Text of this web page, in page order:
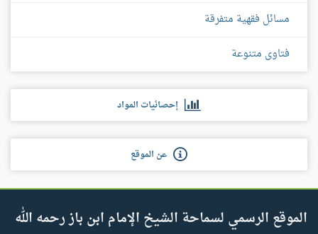
مسائل فقهية متفرقة
فتاوى متنوعة
إحصائيات المواد
عن الموقع
الموقع الرسمي لسماحة الشيخ الإمام ابن باز رحمه الله